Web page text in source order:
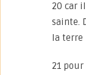
20 car
sainte.
la terre
21